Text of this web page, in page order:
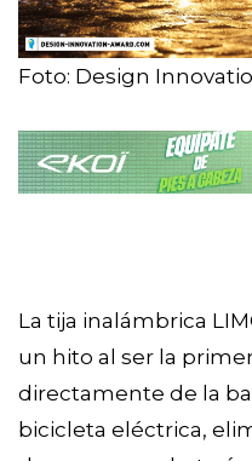
Foto: Design
La tija inalámbrica
un hito al ser la
directamente de la
bicicleta eléctrica,